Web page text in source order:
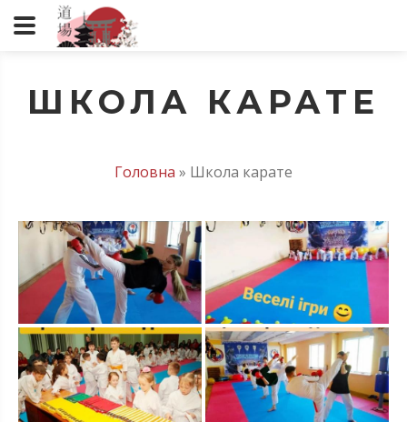
ШКОЛА КАРАТЕ
Головна » Школа карате